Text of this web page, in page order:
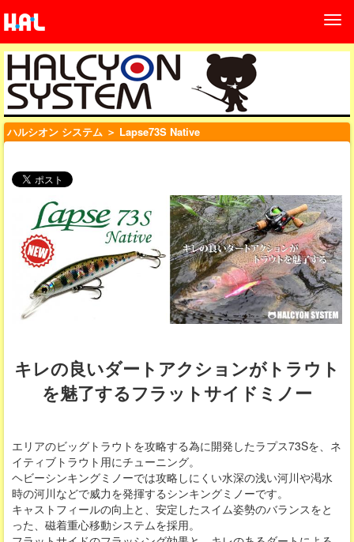
ハルシオン システム ＞ Lapse73S Native
キレの良いダートアクションがトラウト
を魅了するフラットサイドミノー
エリアのビッグトラウトを攻略する為に開発したラプス73Sを、ネ
イティブトラウト用にチューニング。
ヘビーシンキングミノーでは攻略しにくい水深の浅い河川や渇水
時の河川などで威力を発揮するシンキングミノーです。
キャストフィールの向上と、安定したスイム姿勢のバランスをと
った、磁着重心移動システムを採用。